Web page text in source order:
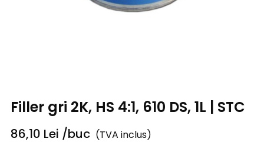
Filler gri 2K, HS 4:1, 610 DS, 1L | STC
86,10 Lei /buc (TVA inclus)